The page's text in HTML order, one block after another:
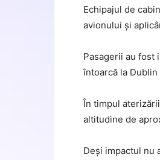
Echipajul de
avionului și
Pasagerii au fost
întoarcă la
În timpul
altitudine de
Deși impactul nu